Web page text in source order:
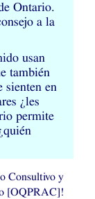
Ontario.
a la
usan
también
sienten en
¿les
permite
Consultivo y
[OQPRAC]!